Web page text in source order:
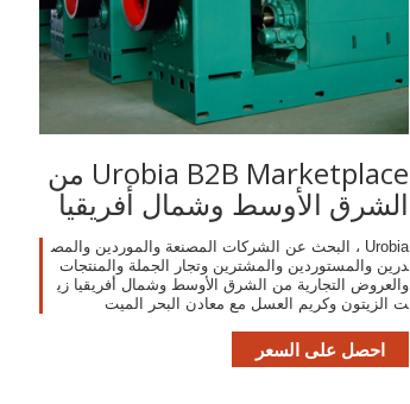
Urobia B2B Marketplace من
الشرق الأوسط وشمال أفريقيا
Urobia ، البحث عن الشركات المصنعة والموردين والمص
درين والمستوردين والمشترين وتجار الجملة والمنتجات
والعروض التجارية من الشرق الأوسط وشمال أفريقيا زي
ت الزيتون وكريم العسل مع معادن البحر الميت
احصل على السعر